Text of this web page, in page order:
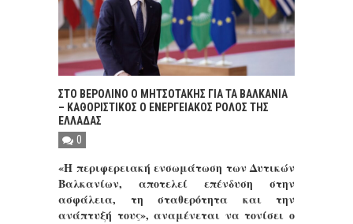
ΣΤΟ ΒΕΡΟΛΙΝΟ Ο ΜΗΤΣΟΤΑΚΗΣ ΓΙΑ ΤΑ ΒΑΛΚΑΝΙΑ
– ΚΑΘΟΡΙΣΤΙΚΟΣ Ο ΕΝΕΡΓΕΙΑΚΟΣ ΡΟΛΟΣ ΤΗΣ
ΕΛΛΑΔΑΣ
0
«Η περιφερειακή ενσωμάτωση των Δυτικών
Βαλκανίων, αποτελεί επένδυση στην
ασφάλεια, τη σταθερότητα και την
ανάπτυξή τους», αναμένεται να τονίσει ο